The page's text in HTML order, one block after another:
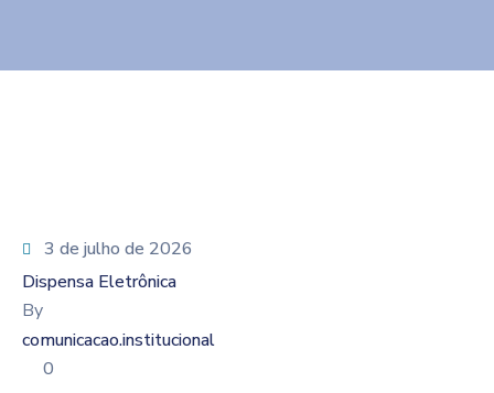
3 de julho de 2026
Dispensa Eletrônica
By
comunicacao.institucional
0